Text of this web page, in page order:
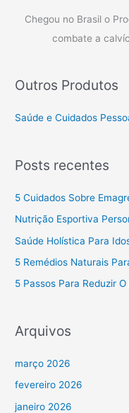
Chegou no Brasil o
combate a
Outros Produtos
Saúde e Cuidados
Posts recentes
5 Cuidados Sobre
Nutrição Esportiva
Saúde Holística Para
5 Remédios Naturais
5 Passos Para Reduzir
Arquivos
março 2026
fevereiro 2026
janeiro 2026